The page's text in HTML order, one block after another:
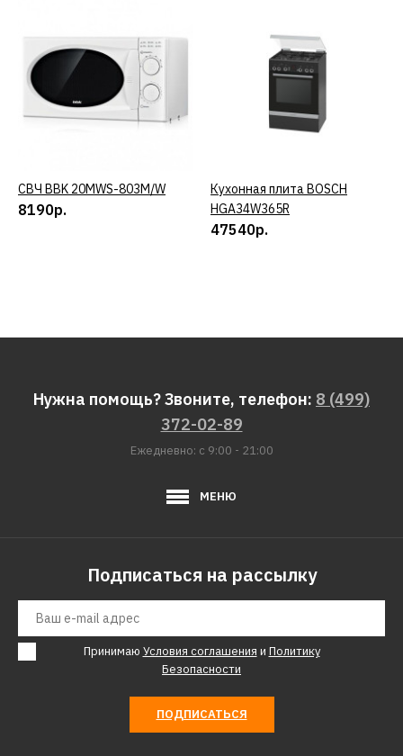
КУПИТЬ
СВЧ BBK 20MWS-803M/W
8190р.
КУПИТЬ
Кухонная плита BOSCH
HGA34W365R
47540р.
Нужна помощь? Звоните, телефон: 8 (499)
372-02-89
Ежедневно: с 9:00 - 21:00
МЕНЮ
Подписаться на рассылку
Принимаю Условия соглашения и Политику
Безопасности
ПОДПИСАТЬСЯ